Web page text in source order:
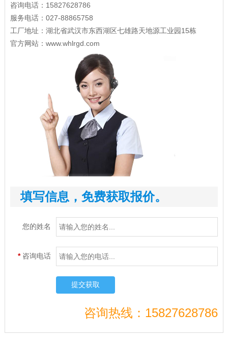
咨询电话：15827628786
服务电话：027-88865758
工厂地址：湖北省武汉市东西湖区七雄路天地源工业园15栋
官方网站： www.whlrgd.com
填写信息，免费获取报价。
您的姓名
* 咨询电话
提交获取
咨询热线：15827628786